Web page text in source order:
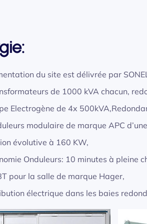
du site est délivrée par
de 1000 kVA chacun,
Electrogène de 4x
modulaire de marque APC
évolutive à 160 KW,
Onduleurs: 10 minutes à pleine
pour la salle de marque Hager,
électrique dans les baies